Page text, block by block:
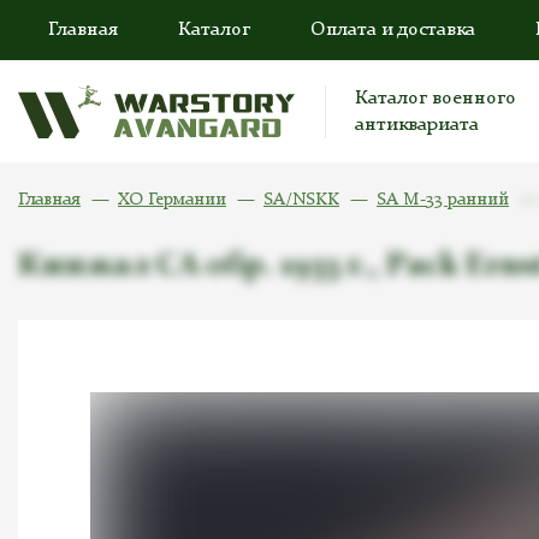
Главная Каталог Оплата и доставка
Каталог военного
антиквариата
Главная ХО Германии SA/NSKK SA M-33 ранний
Кинжал СА обр. 1933 г., Pack Ernst